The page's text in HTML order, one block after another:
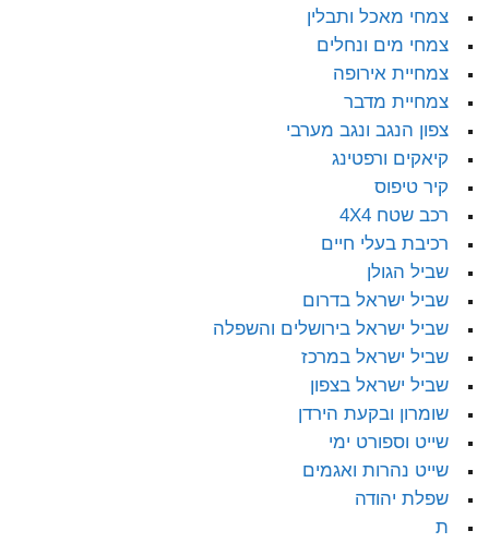
צמחי מאכל ותבלין
צמחי מים ונחלים
צמחיית אירופה
צמחיית מדבר
צפון הנגב ונגב מערבי
קיאקים ורפטינג
קיר טיפוס
רכב שטח 4X4
רכיבת בעלי חיים
שביל הגולן
שביל ישראל בדרום
שביל ישראל בירושלים והשפלה
שביל ישראל במרכז
שביל ישראל בצפון
שומרון ובקעת הירדן
שייט וספורט ימי
שייט נהרות ואגמים
שפלת יהודה
ת